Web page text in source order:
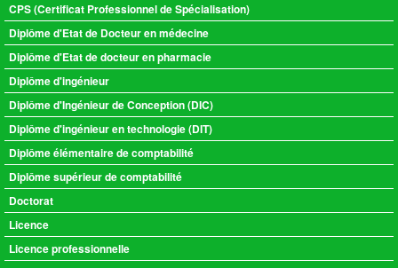
CPS (Certificat Professionnel de Spécialisation)
Diplôme d'Etat de Docteur en médecine
Diplôme d'Etat de docteur en pharmacie
Diplôme d'ingénieur
Diplôme d'Ingénieur de Conception (DIC)
Diplôme d'ingénieur en technologie (DIT)
Diplôme élémentaire de comptabilité
Diplôme supérieur de comptabilité
Doctorat
Licence
Licence professionnelle